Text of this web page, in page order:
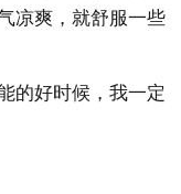
凉爽，就舒服一些
的好时候，我一定